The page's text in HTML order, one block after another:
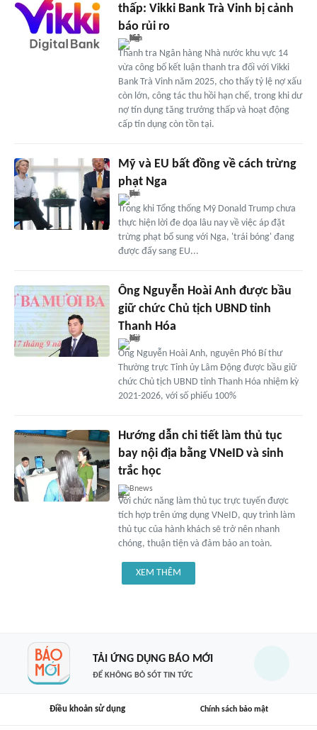
thấp: Vikki Bank Trà Vinh bị cảnh
báo rủi ro
Thanh tra Ngân hàng Nhà nước khu vực 14
vừa công bố kết luận thanh tra đối với Vikki
Bank Trà Vinh năm 2025, cho thấy tỷ lệ nợ xấu
còn lớn, công tác thu hồi hạn chế, trong khi dư
nợ tín dụng tăng trưởng thấp và hoạt động
cấp tín dụng còn tồn tại.
Mỹ và EU bất đồng về cách trừng
phạt Nga
Trong khi Tổng thống Mỹ Donald Trump chưa
thực hiện lời đe dọa lâu nay về việc áp đặt
trừng phạt bổ sung với Nga, 'trái bóng' đang
được đẩy sang EU...
Ông Nguyễn Hoài Anh được bầu
giữ chức Chủ tịch UBND tỉnh
Thanh Hóa
Ông Nguyễn Hoài Anh, nguyên Phó Bí thư
Thường trực Tỉnh ủy Lâm Động được bầu giữ
chức Chủ tịch UBND tỉnh Thanh Hóa nhiệm kỳ
2021-2026, với số phiếu 100%
Hướng dẫn chi tiết làm thủ tục
bay nội địa bằng VNeID và sinh
trắc học
Bnews
Với chức năng làm thủ tục trực tuyến được
tích hợp trên ứng dụng VNeID, quy trình làm
thủ tục của hành khách sẽ trở nên nhanh
chóng, thuận tiện và đảm bảo an toàn.
XEM THÊM
TẢI ỨNG DỤNG BÁO MỚI
ĐỂ KHÔNG BỎ SÓT TIN TỨC
Điều khoản sử dụng Chính sách bảo mật